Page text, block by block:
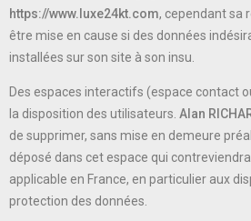
https://www.luxe24kt.com, cependant sa
être mise en cause si des données
installées sur son site à son insu.
Des espaces interactifs (espace contact
la disposition des utilisateurs. Alan
de supprimer, sans mise en demeure
déposé dans cet espace qui
applicable en France, en particulier aux
protection des données.